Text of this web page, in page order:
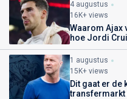
4 augustus
16K+ views
Waarom Ajax
hoe Jordi
1 augustus
15K+ views
Dit gaat er de
transfermarkt